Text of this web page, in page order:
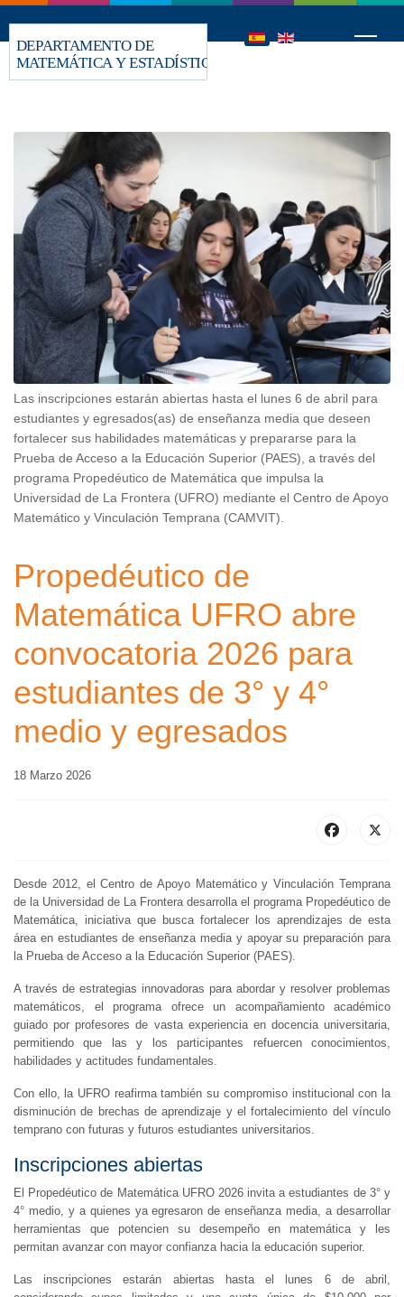
Las inscripciones estarán abiertas hasta el lunes 6 de abril para
estudiantes y egresados(as) de enseñanza media que deseen
fortalecer sus habilidades matemáticas y prepararse para la
Prueba de Acceso a la Educación Superior (PAES), a través del
programa Propedéutico de Matemática que impulsa la
Universidad de La Frontera (UFRO) mediante el Centro de Apoyo
Matemático y Vinculación Temprana (CAMVIT).
Propedéutico de
Matemática UFRO abre
convocatoria 2026 para
estudiantes de 3° y 4°
medio y egresados
18 Marzo 2026
Desde 2012, el Centro de Apoyo Matemático y Vinculación Temprana
de la Universidad de La Frontera desarrolla el programa Propedéutico de
Matemática, iniciativa que busca fortalecer los aprendizajes de esta
área en estudiantes de enseñanza media y apoyar su preparación para
la Prueba de Acceso a la Educación Superior (PAES).
A través de estrategias innovadoras para abordar y resolver problemas
matemáticos, el programa ofrece un acompañamiento académico
guiado por profesores de vasta experiencia en docencia universitaria,
permitiendo que las y los participantes refuercen conocimientos,
habilidades y actitudes fundamentales.
Con ello, la UFRO reafirma también su compromiso institucional con la
disminución de brechas de aprendizaje y el fortalecimiento del vínculo
temprano con futuras y futuros estudiantes universitarios.
Inscripciones abiertas
El Propedéutico de Matemática UFRO 2026 invita a estudiantes de 3° y
4° medio, y a quienes ya egresaron de enseñanza media, a desarrollar
herramientas que potencien su desempeño en matemática y les
permitan avanzar con mayor confianza hacia la educación superior.
Las inscripciones estarán abiertas hasta el lunes 6 de abril,